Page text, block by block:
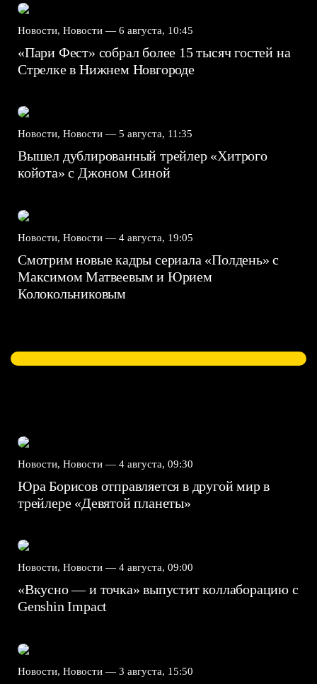
Новости, Новости — 6 августа, 10:45
«Пари Фест» собрал более 15 тысяч гостей на
Стрелке в Нижнем Новгороде
Новости, Новости — 5 августа, 11:35
Вышел дублированный трейлер «Хитрого
койота» с Джоном Синой
Новости, Новости — 4 августа, 19:05
Смотрим новые кадры сериала «Полдень» с
Максимом Матвеевым и Юрием
Колокольниковым
Новости, Новости — 4 августа, 09:30
Юра Борисов отправляется в другой мир в
трейлере «Девятой планеты»
Новости, Новости — 4 августа, 09:00
«Вкусно — и точка» выпустит коллаборацию с
Genshin Impact⁠⁠
Новости, Новости — 3 августа, 15:50